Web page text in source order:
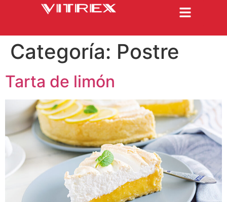
Categoría: Postre
Tarta de limón